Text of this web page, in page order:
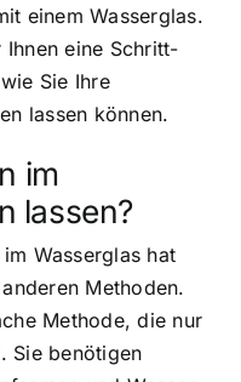
einem Wasserglas.
eine Schritt-
Sie Ihre
lassen können.
im
lassen?
Wasserglas hat
Methoden.
Methode, die nur
Sie benötigen